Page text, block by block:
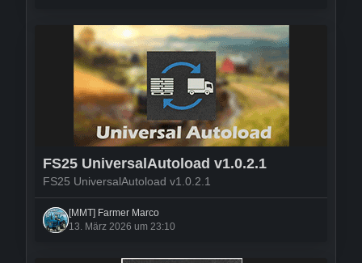
FS25 UniversalAutoload v1.0.2.1
FS25 UniversalAutoload v1.0.2.1
[MMT] Farmer Marco
13. März 2026 um 23:10